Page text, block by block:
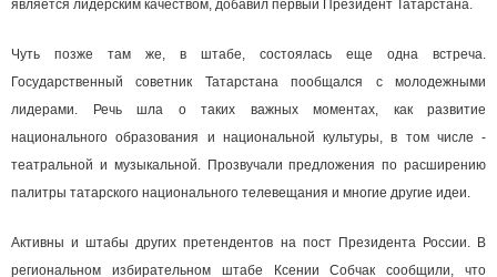
является лидерским качеством, добавил первый Президент Татарстана.
Чуть позже там же, в штабе, состоялась еще одна встреча.
Государственный советник Татарстана пообщался с молодежными
лидерами. Речь шла о таких важных моментах, как развитие
национального образования и национальной культуры, в том числе -
театральной и музыкальной. Прозвучали предложения по расширению
палитры татарского национального телевещания и многие другие идеи.
Активны и штабы других претендентов на пост Президента России. В
региональном избирательном штабе Ксении Собчак сообщили, что